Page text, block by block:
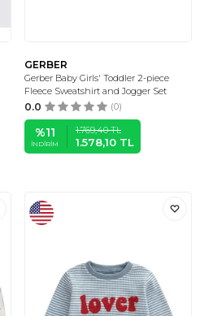
GERBER
Gerber Baby Girls' Toddler 2-piece
Fleece Sweatshirt and Jogger Set
0.0 (0)
%11
İNDIRIM
1.769,40TL
1.578,10 TL